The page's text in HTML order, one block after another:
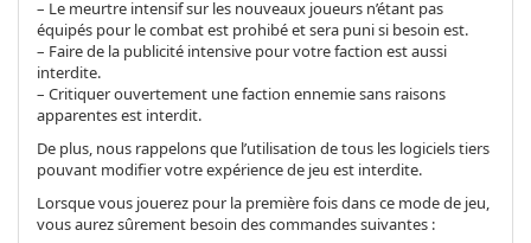
– Le meurtre intensif sur les nouveaux joueurs n’étant pas
équipés pour le combat est prohibé et sera puni si besoin est.
– Faire de la publicité intensive pour votre faction est aussi
interdite.
– Critiquer ouvertement une faction ennemie sans raisons
apparentes est interdit.
De plus, nous rappelons que l’utilisation de tous les logiciels tiers
pouvant modifier votre expérience de jeu est interdite.
Lorsque vous jouerez pour la première fois dans ce mode de jeu,
vous aurez sûrement besoin des commandes suivantes :